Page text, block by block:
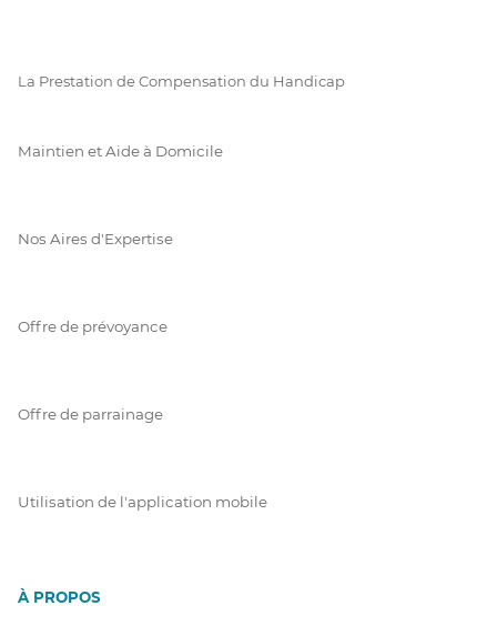
La Prestation de Compensation du Handicap
Maintien et Aide à Domicile
Nos Aires d'Expertise
Offre de prévoyance
Offre de parrainage
Utilisation de l'application mobile
À PROPOS